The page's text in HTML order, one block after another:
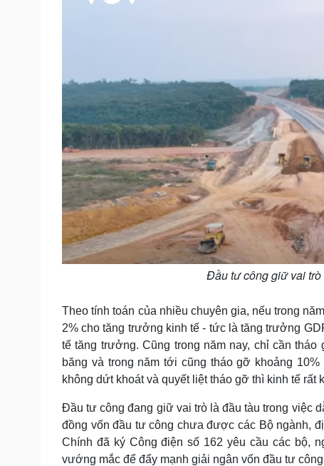
Đầu tư công giữ vai
Theo tính toán của nhiều chuyên gia, nếu trong
2% cho tăng trưởng kinh tế - tức là tăng trưởng
tế tăng trưởng. Cũng trong năm nay, chỉ cần
băng và trong năm tới cũng tháo gỡ khoảng
không dứt khoát và quyết liệt tháo gỡ thì kinh tế
Đầu tư công đang giữ vai trò là đầu tàu trong việc
đồng vốn đầu tư công chưa được các Bộ ngành,
Chính đã ký Công điện số 162 yêu cầu các bộ,
vướng mắc để đẩy mạnh giải ngân vốn đầu tư